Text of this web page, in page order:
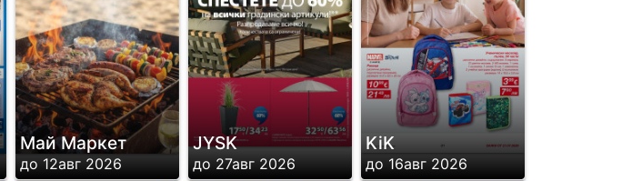
Май Маркет
до 12авг 2026
JYSK
до 27авг 2026
KiK
до 16авг 2026